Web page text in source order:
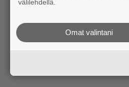
välilehdellä.
Omat valintani